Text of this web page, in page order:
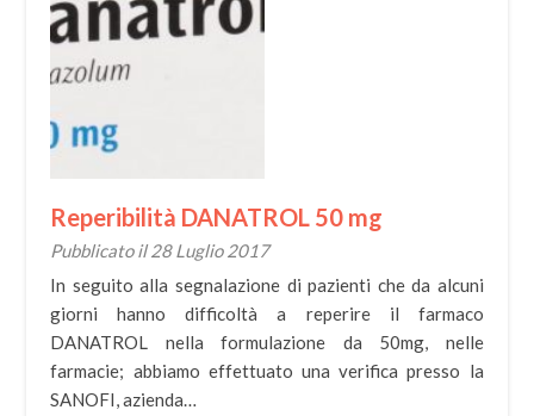
Reperibilità DANATROL 50 mg
Pubblicato il 28 Luglio 2017
In seguito alla segnalazione di pazienti che da alcuni
giorni hanno difficoltà a reperire il farmaco
DANATROL nella formulazione da 50mg, nelle
farmacie; abbiamo effettuato una verifica presso la
SANOFI, azienda…